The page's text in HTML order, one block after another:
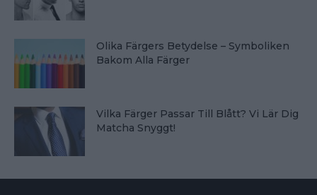
Olika Färgers Betydelse – Symboliken
Bakom Alla Färger
Vilka Färger Passar Till Blått? Vi Lär Dig
Matcha Snyggt!